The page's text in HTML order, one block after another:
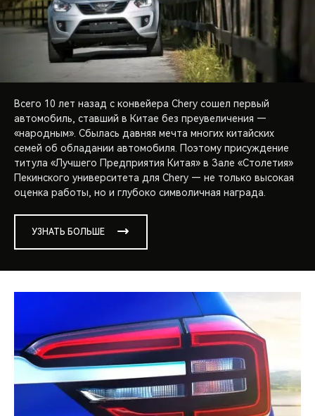
Всего 10 лет назад с конвейера Chery сошел первый
автомобиль, ставший в Китае без преувеличения —
«народным». Сбылась давняя мечта многих китайских
семей об обладании автомобиля. Поэтому присуждение
титула «Лучшего Предприятия Китая» в Зале «Столетия»
Пекинского университета для Chery — не только высокая
оценка работы, но и глубоко символичная награда.
УЗНАТЬ БОЛЬШЕ